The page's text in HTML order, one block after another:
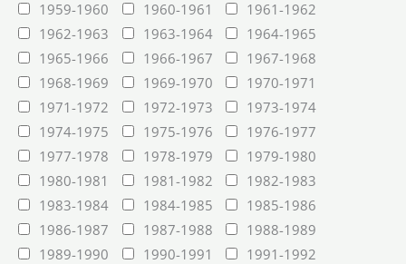
1959-1960
1960-1961
1961-1962
1962-1963
1963-1964
1964-1965
1965-1966
1966-1967
1967-1968
1968-1969
1969-1970
1970-1971
1971-1972
1972-1973
1973-1974
1974-1975
1975-1976
1976-1977
1977-1978
1978-1979
1979-1980
1980-1981
1981-1982
1982-1983
1983-1984
1984-1985
1985-1986
1986-1987
1987-1988
1988-1989
1989-1990
1990-1991
1991-1992